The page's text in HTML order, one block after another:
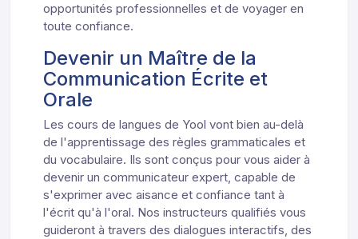
opportunités professionnelles et de voyager en
toute confiance.
Devenir un Maître de la
Communication Écrite et
Orale
Les cours de langues de Yool vont bien au-delà
de l'apprentissage des règles grammaticales et
du vocabulaire. Ils sont conçus pour vous aider à
devenir un communicateur expert, capable de
s'exprimer avec aisance et confiance tant à
l'écrit qu'à l'oral. Nos instructeurs qualifiés vous
guideront à travers des dialogues interactifs, des